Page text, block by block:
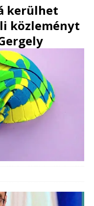
kerülhet
közleményt